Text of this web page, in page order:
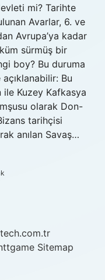
mi? Tarihte
Avarlar, 6. ve
Avrupa’ya kadar
sürmüş bir
boy? Bu duruma
Bu
ile Kuzey Kafkasya
olarak Don-
tarihçisi
anılan Savaş…
Sitemap